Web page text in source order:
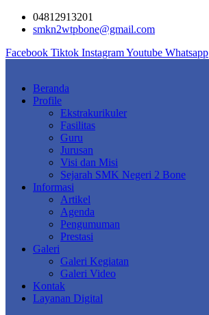
Skip
04812913201
smkn2wtpbone@gmail.com
Facebook Tiktok InstagramYoutube Whatsapp
Beranda
Profile
Ekstrakurikuler
Fasilitas
Guru
Jurusan
Visi dan Misi
Sejarah SMK Negeri 2 Bone
Informasi
Artikel
Agenda
Pengumuman
Prestasi
Galeri
Galeri Kegiatan
Galeri Video
Kontak
Layanan Digital